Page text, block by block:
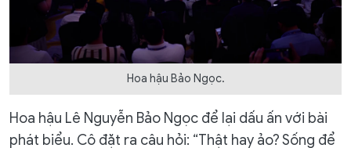
Hoa hậu Bảo Ngọc.
Hoa hậu Lê Nguyễn Bảo Ngọc để lại dấu ấn với bài
phát biểu. Cô đặt ra câu hỏi: “Thật hay ảo? Sống để